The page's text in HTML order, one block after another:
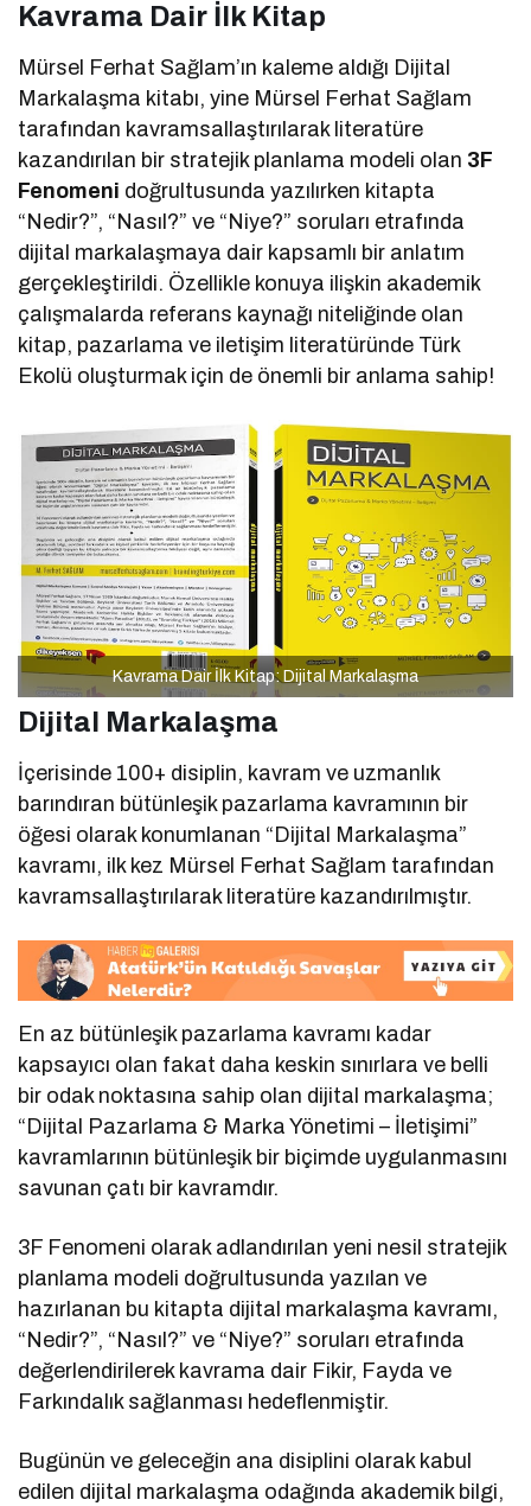
Kavrama Dair İlk Kitap
Mürsel Ferhat Sağlam’ın kaleme aldığı Dijital
Markalaşma kitabı, yine Mürsel Ferhat Sağlam
tarafından kavramsallaştırılarak literatüre
kazandırılan bir stratejik planlama modeli olan 3F
Fenomeni doğrultusunda yazılırken kitapta
“Nedir?”, “Nasıl?” ve “Niye?” soruları etrafında
dijital markalaşmaya dair kapsamlı bir anlatım
gerçekleştirildi. Özellikle konuya ilişkin akademik
çalışmalarda referans kaynağı niteliğinde olan
kitap, pazarlama ve iletişim literatüründe Türk
Ekolü oluşturmak için de önemli bir anlama sahip!
Kavrama Dair İlk Kitap: Dijital Markalaşma
Dijital Markalaşma
İçerisinde 100+ disiplin, kavram ve uzmanlık
barındıran bütünleşik pazarlama kavramının bir
öğesi olarak konumlanan “Dijital Markalaşma”
kavramı, ilk kez Mürsel Ferhat Sağlam tarafından
kavramsallaştırılarak literatüre kazandırılmıştır.
En az bütünleşik pazarlama kavramı kadar
kapsayıcı olan fakat daha keskin sınırlara ve belli
bir odak noktasına sahip olan dijital markalaşma;
“Dijital Pazarlama & Marka Yönetimi – İletişimi”
kavramlarının bütünleşik bir biçimde uygulanmasını
savunan çatı bir kavramdır.
3F Fenomeni olarak adlandırılan yeni nesil stratejik
planlama modeli doğrultusunda yazılan ve
hazırlanan bu kitapta dijital markalaşma kavramı,
“Nedir?”, “Nasıl?” ve “Niye?” soruları etrafında
değerlendirilerek kavrama dair Fikir, Fayda ve
Farkındalık sağlanması hedeflenmiştir.
Bugünün ve geleceğin ana disiplini olarak kabul
edilen dijital markalaşma odağında akademik bilgi,